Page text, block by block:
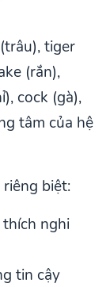
tiger
(rắn),
cock (gà),
tâm của hệ
biệt:
nghi
tin cậy